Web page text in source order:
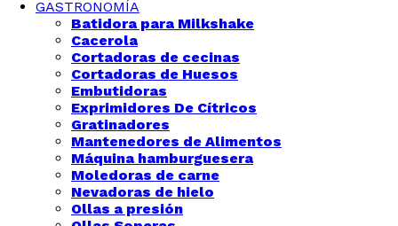
GASTRONOMÍA
Batidora para Milkshake
Cacerola
Cortadoras de cecinas
Cortadoras de Huesos
Embutidoras
Exprimidores De Cítricos
Gratinadores
Mantenedores de Alimentos
Máquina hamburguesera
Moledoras de carne
Nevadoras de hielo
Ollas a presión